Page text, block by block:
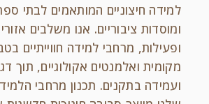
למידה חיצוניים המותאמים לבתי
ומוסדות ציבוריים. אנו משלבים
ופעילות, מרחבי למידה חווייתיים
מקומית ואלמנטים אקולוגיים, תוך
ועמידה בתקנים. תכנון מרחבי